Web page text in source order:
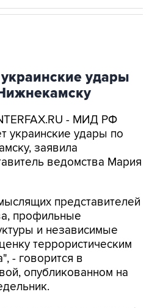
удары
- МИД РФ
украинские удары по
заявила
ведомства Мария
представителей
профильные
и независимые
террористическим
- говорится в
опубликованном на